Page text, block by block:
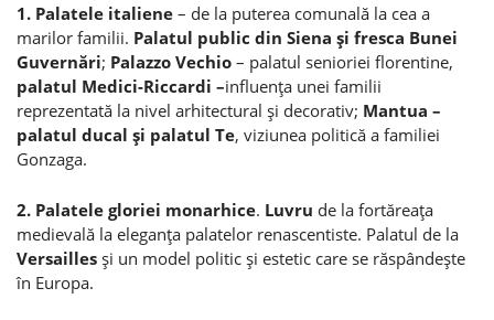
1. Palatele italiene – de la puterea comunală la cea a
marilor familii. Palatul public din Siena şi fresca Bunei
Guvernări; Palazzo Vechio – palatul senioriei florentine,
palatul Medici-Riccardi –influenţa unei familii
reprezentată la nivel arhitectural şi decorativ; Mantua –
palatul ducal şi palatul Te, viziunea politică a familiei
Gonzaga.
2. Palatele gloriei monarhice. Luvru de la fortăreaţa
medievală la eleganţa palatelor renascentiste. Palatul de la
Versailles şi un model politic şi estetic care se răspândeşte
în Europa.